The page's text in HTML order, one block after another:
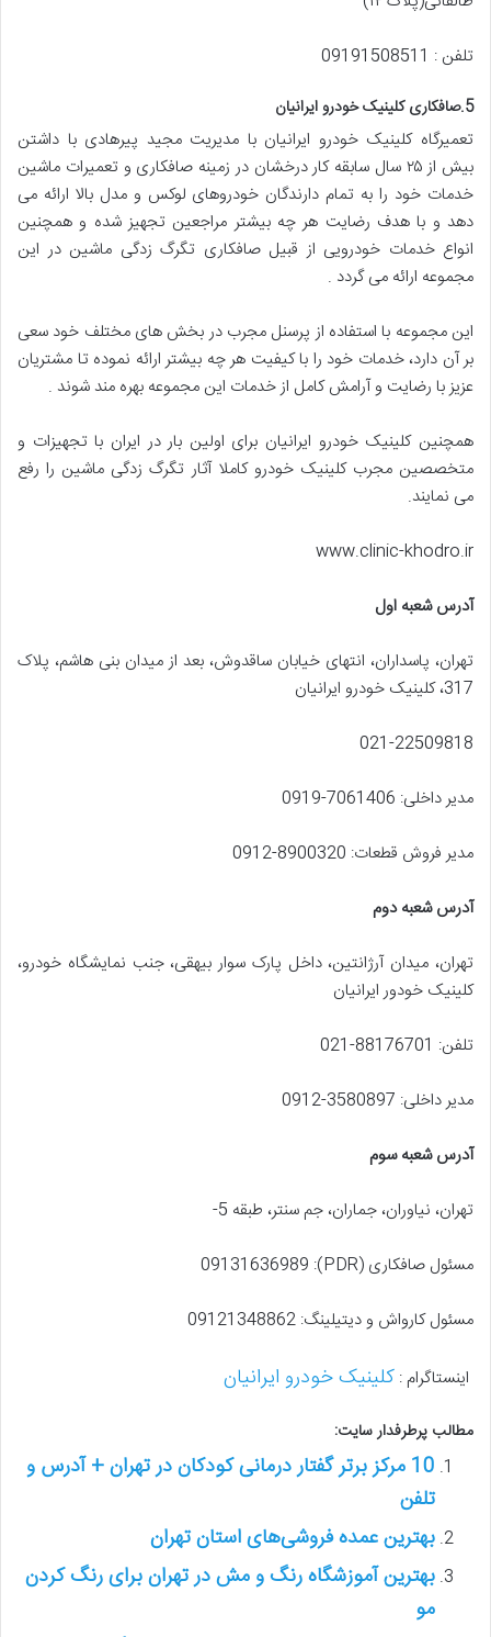
تلفن : 09191508511
5.صافکاری کلینیک خودرو ایرانیان
تعمیرگاه کلینیک خودرو ایرانیان با مدیریت مجید پیرهادی با داشتن
بیش از ۲۵ سال سابقه کار درخشان در زمینه صافکاری و تعمیرات ماشین
خدمات خود را به تمام دارندگان خودروهای لوکس و مدل بالا ارائه می
دهد و با هدف رضایت هر چه بیشتر مراجعین تجهیز شده و همچنین
انواع خدمات خودرویی از قبیل صافکاری تگرگ زدگی ماشین در این
مجموعه ارائه می گردد .
این مجموعه با استفاده از پرسنل مجرب در بخش های مختلف خود سعی
بر آن دارد، خدمات خود را با کیفیت هر چه بیشتر ارائه نموده تا مشتریان
عزیز با رضایت و آرامش کامل از خدمات این مجموعه بهره مند شوند .
همچنین کلینیک خودرو ایرانیان برای اولین بار در ایران با تجهیزات و
متخصصین مجرب کلینیک خودرو کاملا آثار تگرگ زدگی ماشین را رفع
می نمایند.
www.clinic-khodro.ir
آدرس شعبه اول
تهران، پاسداران، انتهای خیابان ساقدوش، بعد از میدان بنی هاشم، پلاک
317، کلینیک خودرو ایرانیان
021-22509818
مدير داخلی: 7061406-0919
مدیر فروش قطعات: 8900320-0912
آدرس شعبه دوم
تهران، میدان آرژانتین، داخل پارک سوار بیهقی، جنب نمایشگاه خودرو،
کلینیک خودور ایرانیان
تلفن: 88176701-021
مدیر داخلی: 3580897-0912
آدرس شعبه سوم
تهران، نیاوران، جماران، جم سنتر، طبقه 5-
مسئول صافکاری (PDR): 09131636989
مسئول کارواش و دیتیلینگ: 09121348862
اینستاگرام : کلینیک خودرو ایرانیان
مطالب پرطرفدار سایت:
10 مرکز برتر گفتار درمانی کودکان در تهران + آدرس و
تلفن
بهترین عمده فروشی‌های استان تهران
بهترین آموزشگاه رنگ و مش در تهران برای رنگ کردن
مو